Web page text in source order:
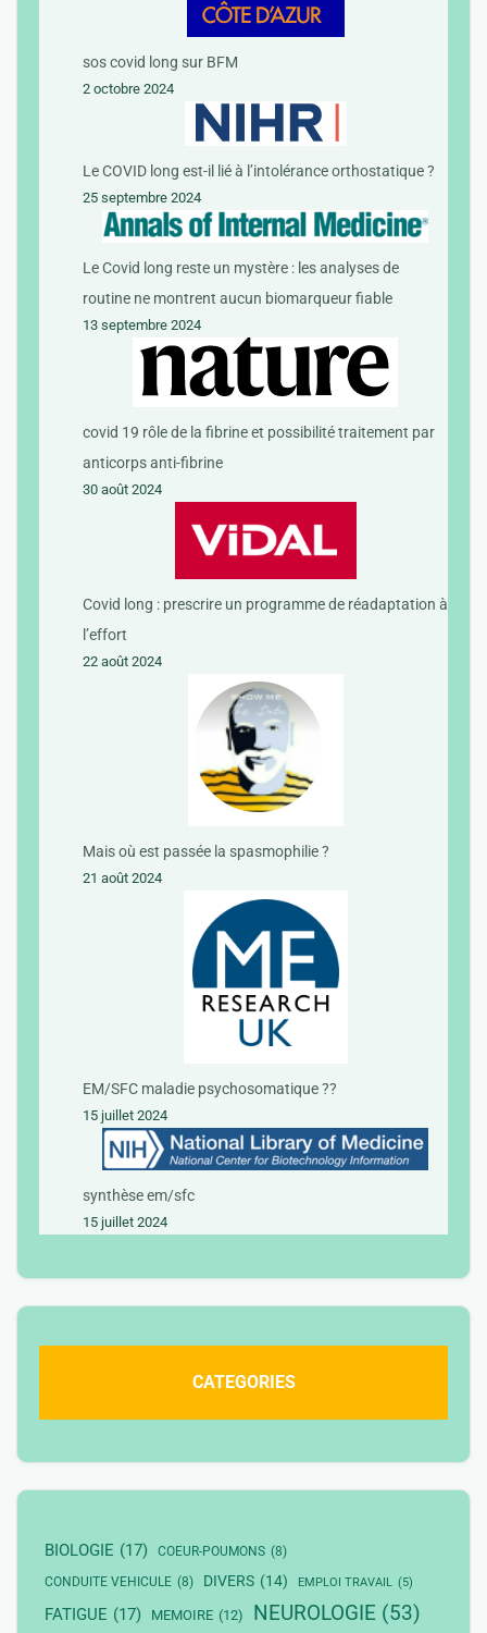
sos covid long sur BFM
2 octobre 2024
Le COVID long est-il lié à l’intolérance orthostatique ?
25 septembre 2024
Le Covid long reste un mystère : les analyses de
routine ne montrent aucun biomarqueur fiable
13 septembre 2024
covid 19 rôle de la fibrine et possibilité traitement par
anticorps anti-fibrine
30 août 2024
Covid long : prescrire un programme de réadaptation à
l’effort
22 août 2024
Mais où est passée la spasmophilie ?
21 août 2024
EM/SFC maladie psychosomatique ??
15 juillet 2024
synthèse em/sfc
15 juillet 2024
CATEGORIES
BIOLOGIE (17) COEUR-POUMONS (8)
CONDUITE VEHICULE (8) DIVERS (14) EMPLOI TRAVAIL (5)
FATIGUE (17) MEMOIRE (12) NEUROLOGIE (53)